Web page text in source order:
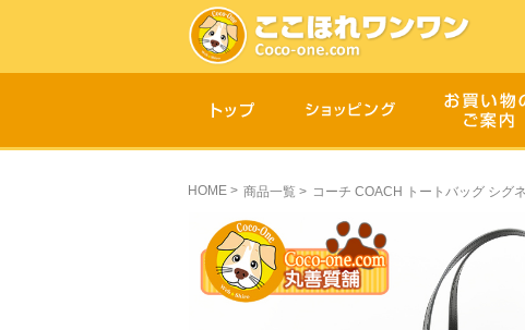
HOME > 商品一覧 > コーチ COACH トートバッグ シグ